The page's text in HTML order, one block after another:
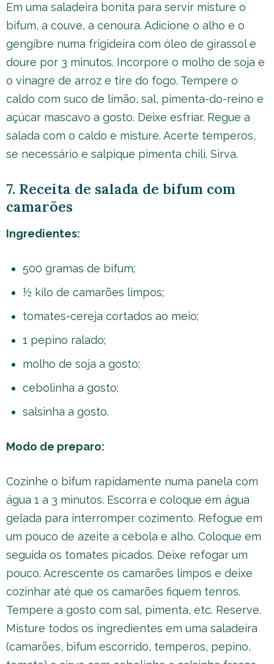
Em uma saladeira bonita para servir misture o
bifum, a couve, a cenoura. Adicione o alho e o
gengibre numa frigideira com óleo de girassol e
doure por 3 minutos. Incorpore o molho de soja e
o vinagre de arroz e tire do fogo. Tempere o
caldo com suco de limão, sal, pimenta-do-reino e
açúcar mascavo a gosto. Deixe esfriar. Regue a
salada com o caldo e misture. Acerte temperos,
se necessário e salpique pimenta chili. Sirva.
7. Receita de salada de bifum com
camarões
Ingredientes:
500 gramas de bifum;
½ kilo de camarões limpos;
tomates-cereja cortados ao meio;
1 pepino ralado;
molho de soja a gosto;
cebolinha a gosto;
salsinha a gosto.
Modo de preparo:
Cozinhe o bifum rapidamente numa panela com
água 1 a 3 minutos. Escorra e coloque em água
gelada para interromper cozimento. Refogue em
um pouco de azeite a cebola e alho. Coloque em
seguida os tomates picados. Deixe refogar um
pouco. Acrescente os camarões limpos e deixe
cozinhar até que os camarões fiquem tenros.
Tempere a gosto com sal, pimenta, etc. Reserve.
Misture todos os ingredientes em uma saladeira
(camarões, bifum escorrido, temperos, pepino,